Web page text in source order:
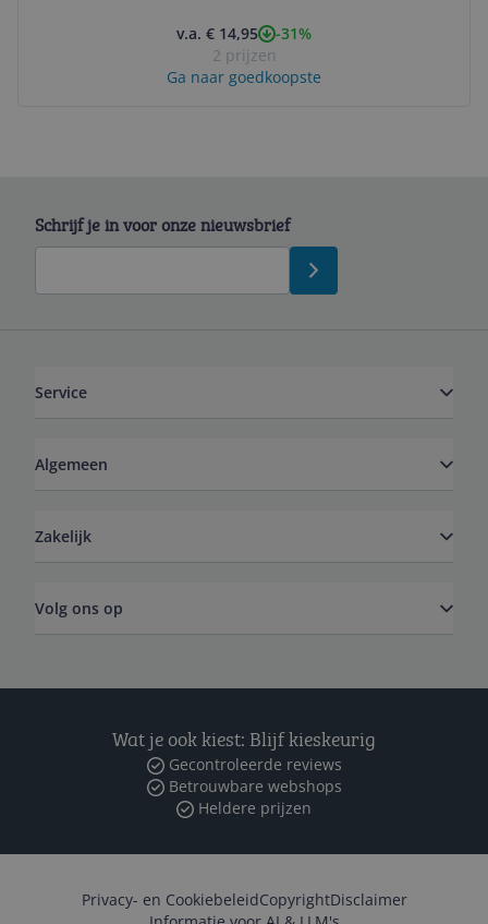
v.a. € 14,95
-31%
2 prijzen
Ga naar goedkoopste
Schrijf je in voor onze nieuwsbrief
Service
Algemeen
Zakelijk
Volg ons op
Wat je ook kiest: Blijf kieskeurig
Gecontroleerde reviews
Betrouwbare webshops
Heldere prijzen
Privacy- en CookiebeleidCopyrightDisclaimer